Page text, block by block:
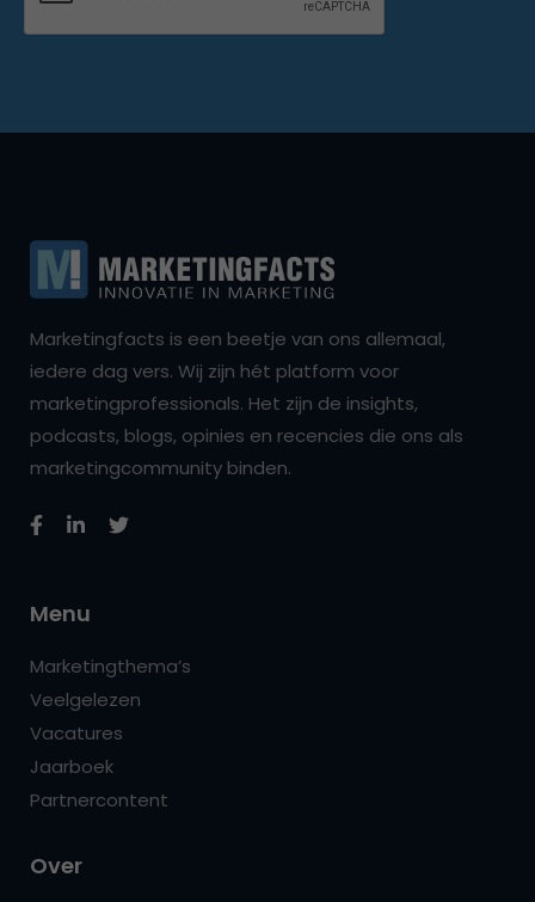
Marketingfacts is een beetje van ons allemaal,
iedere dag vers. Wij zijn hét platform voor
marketingprofessionals. Het zijn de insights,
podcasts, blogs, opinies en recencies die ons als
marketingcommunity binden.
Menu
Marketingthema’s
Veelgelezen
Vacatures
Jaarboek
Partnercontent
Over